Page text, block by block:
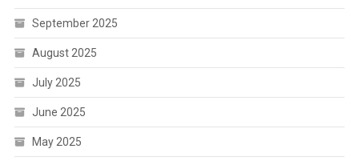
September 2025
August 2025
July 2025
June 2025
May 2025